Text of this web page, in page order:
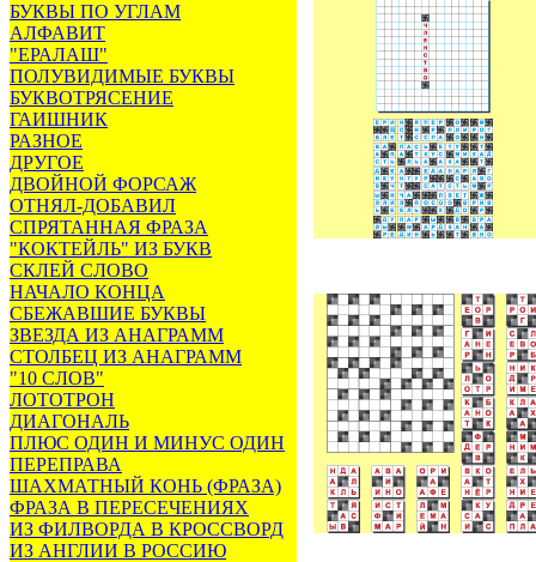
БУКВЫ ПО УГЛАМ
АЛФАВИТ
"ЕРАЛАШ"
ПОЛУВИДИМЫЕ БУКВЫ
БУКВОТРЯСЕНИЕ
ГАИШНИК
РАЗНОЕ
ДРУГОЕ
ДВОЙНОЙ ФОРСАЖ
ОТНЯЛ-ДОБАВИЛ
СПРЯТАННАЯ ФРАЗА
"КОКТЕЙЛЬ" ИЗ БУКВ
СКЛЕЙ СЛОВО
НАЧАЛО КОНЦА
СБЕЖАВШИЕ БУКВЫ
ЗВЕЗДА ИЗ АНАГРАММ
СТОЛБЕЦ ИЗ АНАГРАММ
"10 СЛОВ"
ЛОТОТРОН
ДИАГОНАЛЬ
ПЛЮС ОДИН И МИНУС ОДИН
ПЕРЕПРАВА
ШАХМАТНЫЙ КОНЬ (ФРАЗА)
ФРАЗА В ПЕРЕСЕЧЕНИЯХ
ИЗ ФИЛВОРДА В КРОССВОРД
ИЗ АНГЛИИ В РОССИЮ